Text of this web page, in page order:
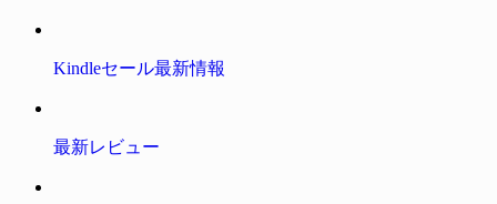
Kindleセール最新情報
最新レビュー